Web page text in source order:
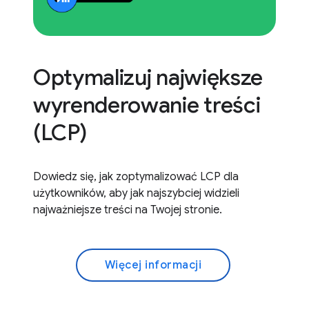
Optymalizuj największe
wyrenderowanie treści
(LCP)
Dowiedz się, jak zoptymalizować LCP dla
użytkowników, aby jak najszybciej widzieli
najważniejsze treści na Twojej stronie.
Więcej informacji